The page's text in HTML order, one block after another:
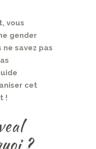
vous
gender
savez pas
cet
!
?